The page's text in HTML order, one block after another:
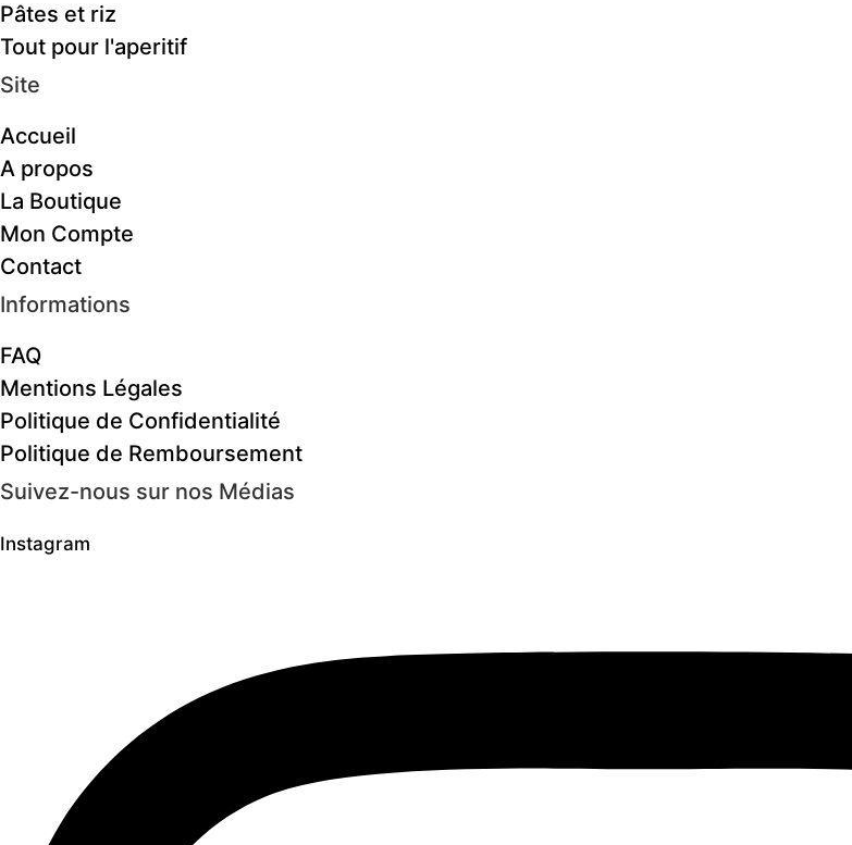
Pâtes et riz
Tout pour l'aperitif
Site
Accueil
A propos
La Boutique
Mon Compte
Contact
Informations
FAQ
Mentions Légales
Politique de Confidentialité
Politique de Remboursement
Suivez-nous sur nos Médias
Instagram